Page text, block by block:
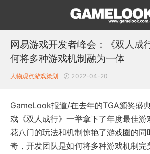
网易游戏开发者峰会：《双人成
何将多种游戏机制融为一体
人物观点游戏策划 2022-04-20
GameLook报道/在去年的TGA颁奖盛
戏《双人成行》一举拿下了年度最佳游
花八门的玩法和机制惊艳了游戏圈的同
奇，开发团队是如何将多种游戏机制